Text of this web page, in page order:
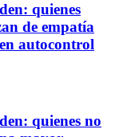
quienes
de empatía
autocontrol
quienes no